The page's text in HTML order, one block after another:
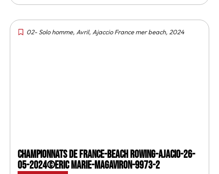
02- Solo homme, Avril, Ajaccio France mer beach, 2024
Championnats de France-Beach rowing-Ajacio-26-
05-2024©Eric Marie-MagAviron-9973-2